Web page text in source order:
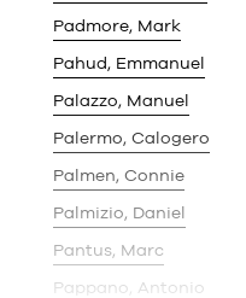
Padmore, Mark
Pahud, Emmanuel
Palazzo, Manuel
Palermo, Calogero
Palmen, Connie
Palmizio, Daniel
Pantus, Marc
Pappano, Antonio